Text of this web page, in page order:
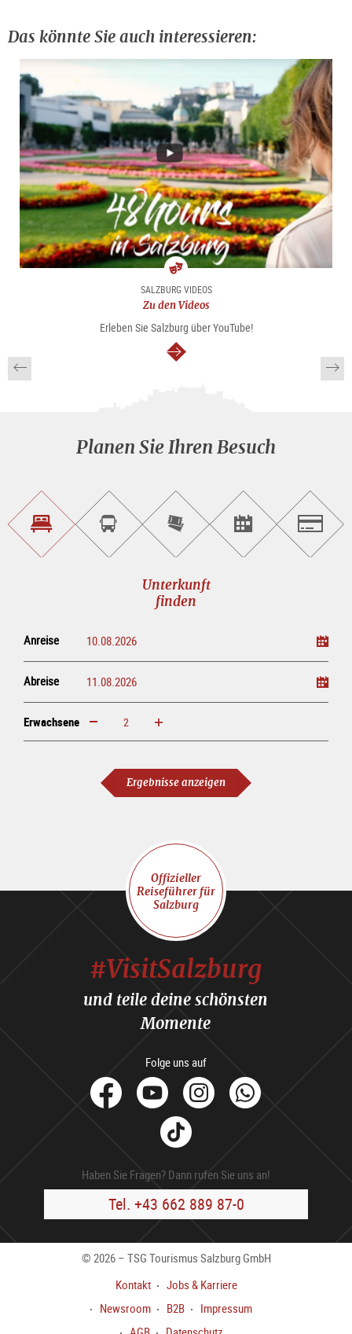
Das könnte Sie auch interessieren:
Kunst
&
SALZBURG VIDEOS
Zu den Videos
Erleben Sie Salzburg über YouTube!
weiter
Planen Sie Ihren Besuch
Unterkunft<br>findenSightseeing<br>Tour
buchen
Tickets
online<br>kaufen
Events<br>finden
Unterkunft
finden
Anreise
Abreise
Erwachsene erhöhen verringern
Ergebnisse anzeigen
Offizieller
Reiseführer für
Salzburg
#VisitSalzburg
und teile deine schönsten
Momente
Folge uns auf
facebook
YoutubeInstagram
Tik
Tok
Haben Sie Fragen? Dann rufen Sie uns an!
Tel. +43 662 889 87-0
© 2026 – TSG Tourismus Salzburg GmbH
Kontakt
Jobs & Karriere
Newsroom
B2B
Impressum